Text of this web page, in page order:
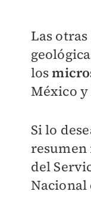
Las
los
México
Si lo
resumen
del
Nacional